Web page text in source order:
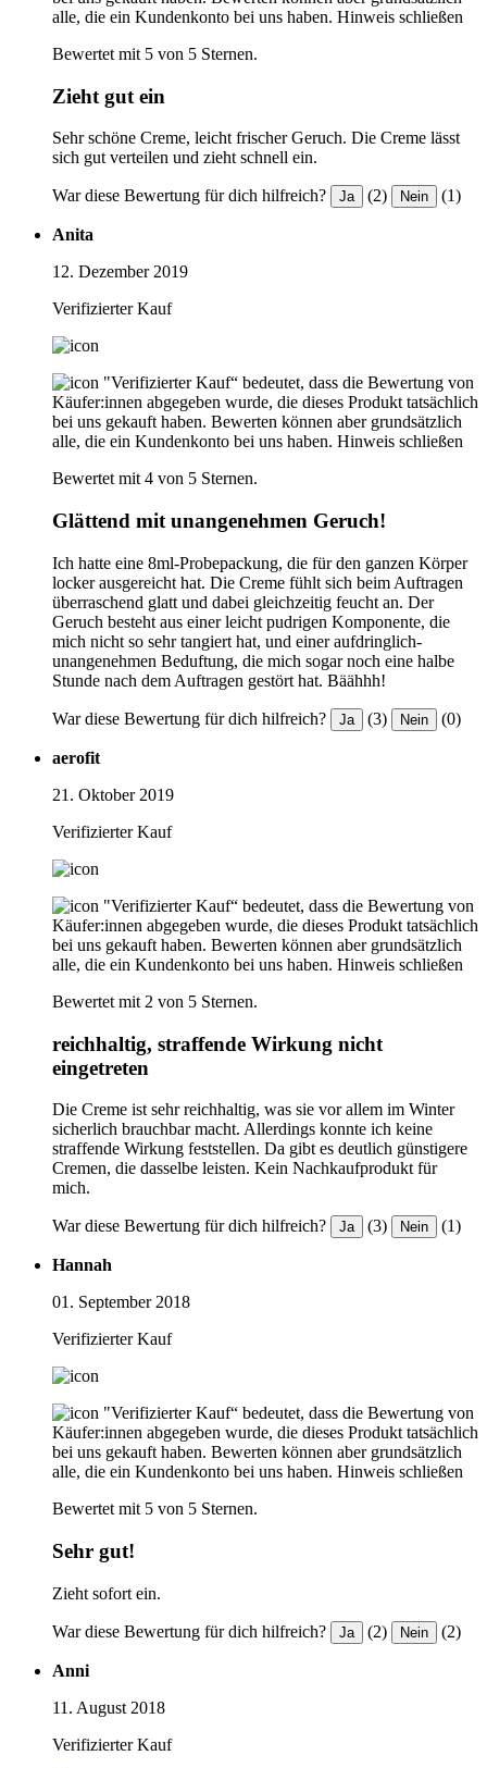
alle, die ein Kundenkonto bei uns haben. Hinweis schließen
Bewertet mit 5 von 5 Sternen.
Zieht gut ein
Sehr schöne Creme, leicht frischer Geruch. Die Creme lässt
sich gut verteilen und zieht schnell ein.
War diese Bewertung für dich hilfreich? Ja (2) Nein (1)
Anita
12. Dezember 2019
Verifizierter Kauf
"Verifizierter Kauf“ bedeutet, dass die Bewertung von
Käufer:innen abgegeben wurde, die dieses Produkt tatsächlich
bei uns gekauft haben. Bewerten können aber grundsätzlich
alle, die ein Kundenkonto bei uns haben. Hinweis schließen
Bewertet mit 4 von 5 Sternen.
Glättend mit unangenehmen Geruch!
Ich hatte eine 8ml-Probepackung, die für den ganzen Körper
locker ausgereicht hat. Die Creme fühlt sich beim Auftragen
überraschend glatt und dabei gleichzeitig feucht an. Der
Geruch besteht aus einer leicht pudrigen Komponente, die
mich nicht so sehr tangiert hat, und einer aufdringlich-
unangenehmen Beduftung, die mich sogar noch eine halbe
Stunde nach dem Auftragen gestört hat. Bäähhh!
War diese Bewertung für dich hilfreich? Ja (3) Nein (0)
aerofit
21. Oktober 2019
Verifizierter Kauf
"Verifizierter Kauf“ bedeutet, dass die Bewertung von
Käufer:innen abgegeben wurde, die dieses Produkt tatsächlich
bei uns gekauft haben. Bewerten können aber grundsätzlich
alle, die ein Kundenkonto bei uns haben. Hinweis schließen
Bewertet mit 2 von 5 Sternen.
reichhaltig, straffende Wirkung nicht
eingetreten
Die Creme ist sehr reichhaltig, was sie vor allem im Winter
sicherlich brauchbar macht. Allerdings konnte ich keine
straffende Wirkung feststellen. Da gibt es deutlich günstigere
Cremen, die dasselbe leisten. Kein Nachkaufprodukt für
mich.
War diese Bewertung für dich hilfreich? Ja (3) Nein (1)
Hannah
01. September 2018
Verifizierter Kauf
"Verifizierter Kauf“ bedeutet, dass die Bewertung von
Käufer:innen abgegeben wurde, die dieses Produkt tatsächlich
bei uns gekauft haben. Bewerten können aber grundsätzlich
alle, die ein Kundenkonto bei uns haben. Hinweis schließen
Bewertet mit 5 von 5 Sternen.
Sehr gut!
Zieht sofort ein.
War diese Bewertung für dich hilfreich? Ja (2) Nein (2)
Anni
11. August 2018
Verifizierter Kauf